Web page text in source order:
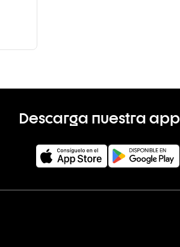
Descarga nuestra app